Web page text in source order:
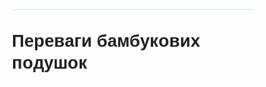
Переваги бамбукових
подушок